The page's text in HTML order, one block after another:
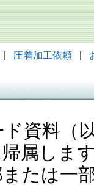
圧着加工依頼
資料（
属しま
たは一